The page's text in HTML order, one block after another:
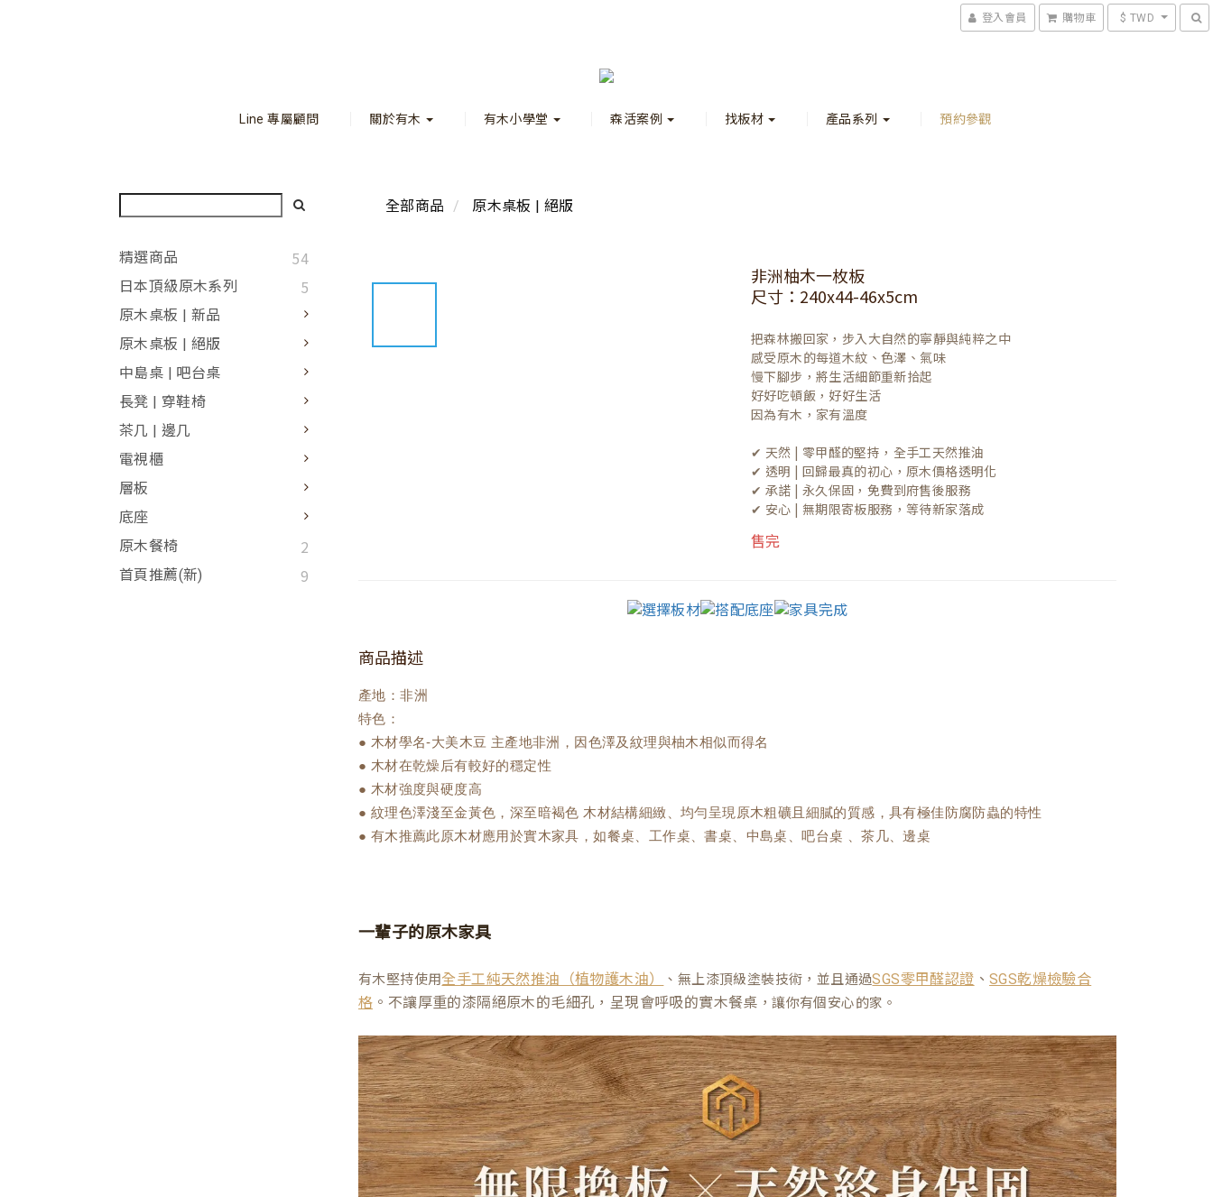
登入會員 購物車 $ TWD
Line 專屬顧問 關於有木 有木小學堂 森活案例 找板材 產品系列 預約參觀
精選商品 54
日本頂級原木系列 5
原木桌板 | 新品
原木桌板 | 絕版
中島桌 | 吧台桌
長凳 | 穿鞋椅
茶几 | 邊几
電視櫃
層板
底座
原木餐椅
2
首頁推薦(新) 9
全部商品 原木桌板 | 絕版
非洲柚木一枚板
尺寸：240x44-46x5cm
把森林搬回家，步入大自然的寧靜與純粹之中
感受原木的每道木紋、色澤、氣味
慢下腳步，將生活細節重新拾起
好好吃頓飯，好好生活
因為有木，家有溫度
✔ 天然 | 零甲醛的堅持，全手工天然推油
✔ 透明 | 回歸最真的初心，原木價格透明化
✔ 承諾 | 永久保固，免費到府售後服務
✔ 安心 | 無期限寄板服務，等待新家落成
售完
商品描述
產地：非洲
特色：
● 木材學名-大美木豆 主產地非洲，因色澤及紋理與柚木相似而得名
● 木材在乾燥后有較好的穩定性
● 木材強度與硬度高
● 紋理色澤淺至金黃色，深至暗褐色 木材結構細緻、均勻呈現原木粗礦且細膩的質感，具有極佳防腐防蟲的特性
● 有木推薦此原木材應用於實木家具，如餐桌、工作桌、書桌、中島桌、吧台桌 、茶几、邊桌
一輩子的原木家具
有木堅持使用全手工純天然推油（植物護木油） 、無上漆頂級塗裝技術，並且通過SGS零甲醛認證 、SGS乾燥檢驗合
格 。不讓厚重的漆隔絕原木的毛細孔，呈現會呼吸的實木餐桌 ，讓你有個安心的家。